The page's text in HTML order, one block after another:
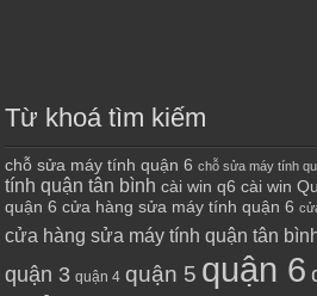
Từ khoá tìm kiếm
chỗ sửa máy tính quận 6 chỗ sửa máy tính
tính quận tân bình cài win q6 cài win
quận 6 cửa hàng sửa máy tính quận 6
cửa hàng sửa máy tính quận tân
quận 3 quận 4 quận 5 quận 6